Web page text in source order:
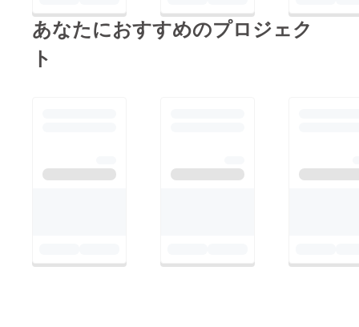
援購入いただいた皆様
の下にしっかり丁寧に
になるかと思います。
を見届けてからの投稿
もちろんですが、地域
にあるものをもう一度
グは、公開直後の勢い
ています。支援が止ま
あなたにおすすめのプロジェク
ト